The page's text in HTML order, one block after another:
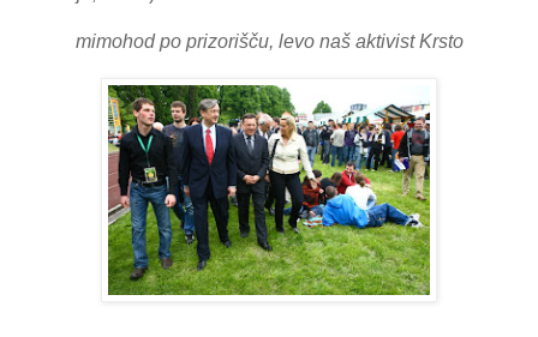
mimohod po prizorišču, levo naš aktivist Krsto